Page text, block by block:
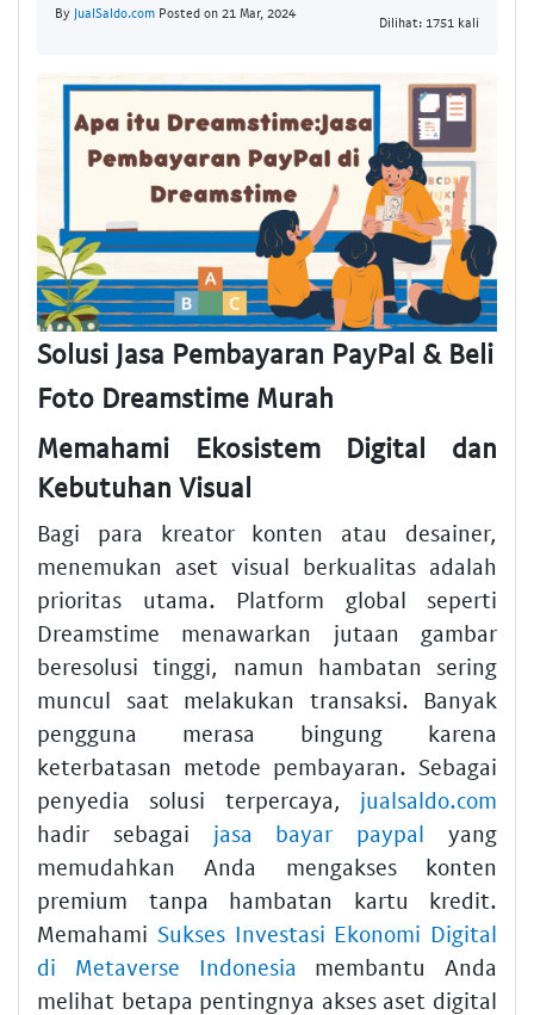
By JualSaldo.com Posted on 21 Mar, 2024
Dilihat: 1751 kali
Solusi Jasa Pembayaran PayPal & Beli
Foto Dreamstime Murah
Memahami Ekosistem Digital dan
Kebutuhan Visual
Bagi para kreator konten atau desainer,
menemukan aset visual berkualitas adalah
prioritas utama. Platform global seperti
Dreamstime menawarkan jutaan gambar
beresolusi tinggi, namun hambatan sering
muncul saat melakukan transaksi. Banyak
pengguna merasa bingung karena
keterbatasan metode pembayaran. Sebagai
penyedia solusi terpercaya, jualsaldo.com
hadir sebagai jasa bayar paypal yang
memudahkan Anda mengakses konten
premium tanpa hambatan kartu kredit.
Memahami Sukses Investasi Ekonomi Digital
di Metaverse Indonesia membantu Anda
melihat betapa pentingnya akses aset digital